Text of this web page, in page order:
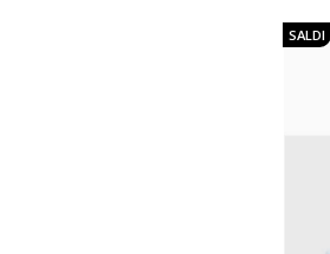
SALDI